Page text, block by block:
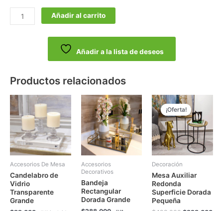
Añadir al carrito
Añadir a la lista de deseos
Productos relacionados
Accesorios De Mesa
Candelabro de
Vidrio
Transparente
Grande
Accesorios
Decorativos
Bandeja
Rectangular
Dorada Grande
¡Oferta!
¡Oferta!
Decoración
Mesa Auxiliar
Redonda
Superficie Dorada
Pequeña
El
precio
original
era:
$498.000.